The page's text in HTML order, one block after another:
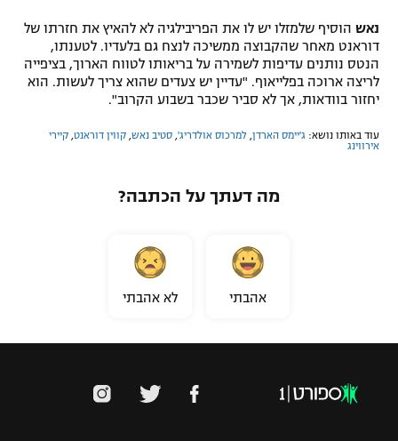
נאש הוסיף שלמזלו יש לו את הפריבילגיה לא להאיץ את חזרתו של
דוראנט מאחר שהקבוצה ממשיכה לנצח גם בלעדיו. לטענתו,
הנטס נותנים עדיפות לשמירה על בריאותו לטווח הארוך, בציפייה
לריצה ארוכה בפלייאוף. "עדיין יש צעדים שהוא צריך לעשות. הוא
יחזור בוודאות, אך לא סביר שכבר בשבוע הקרוב".
עוד באותו נושא: ג'יימס הארדן למרכוס אולדריג' סטיב נאש קווין דוראנט קיירי
אירווינג
מה דעתך על הכתבה?
אהבתי לא אהבתי